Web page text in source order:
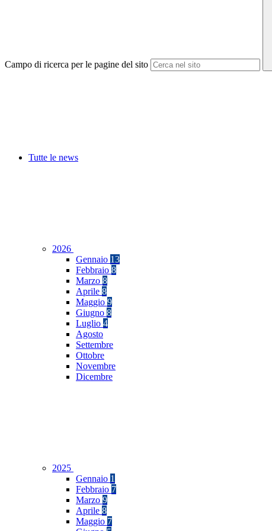
Campo di ricerca per le pagine del sito
Tutte le news
2026
Gennaio 13
Febbraio 8
Marzo 8
Aprile 8
Maggio 9
Giugno 8
Luglio 4
Agosto
Settembre
Ottobre
Novembre
Dicembre
2025
Gennaio 1
Febbraio 7
Marzo 9
Aprile 8
Maggio 7